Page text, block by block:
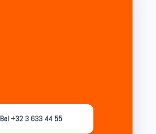
Bel +32 3 633 44 55